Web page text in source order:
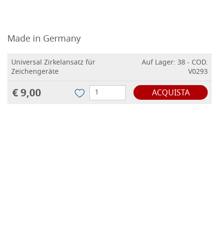
Made in Germany
Universal Zirkelansatz für
Zeichengeräte
Auf Lager: 38 - COD.
V0293
€ 9,00 ACQUISTA